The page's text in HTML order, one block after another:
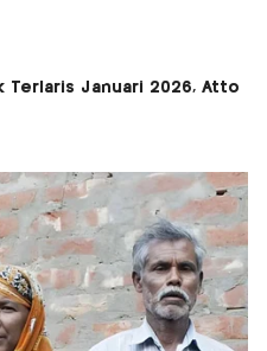
Terlaris Januari 2026, Atto